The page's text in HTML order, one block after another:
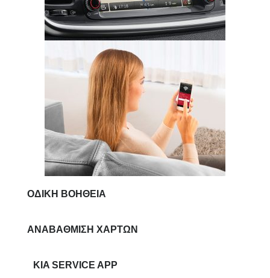
ΟΔΙΚΉ ΒΟΉΘΕΙΑ
ΑΝΑΒΆΘΜΙΣΗ ΧΑΡΤΏΝ
KIA SERVICE APP